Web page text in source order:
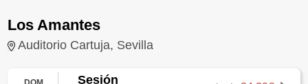
Los Amantes
Auditorio Cartuja, Sevilla
Sesión